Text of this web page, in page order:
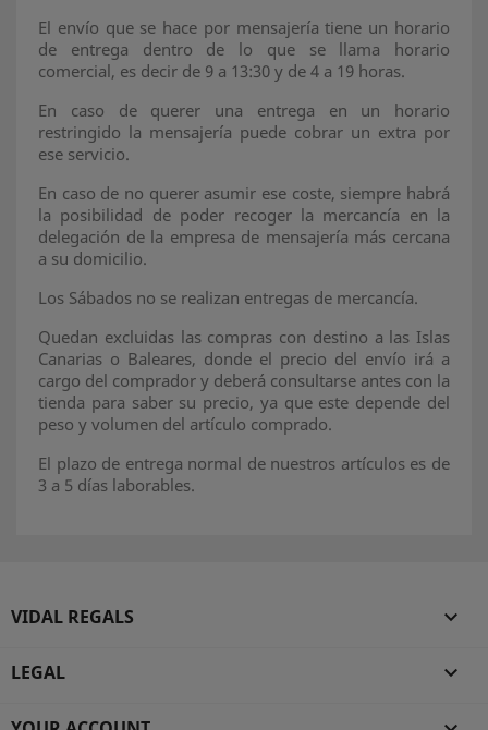
El envío que se hace por mensajería tiene un horario
de entrega dentro de lo que se llama horario
comercial, es decir de 9 a 13:30 y de 4 a 19 horas.
En caso de querer una entrega en un horario
restringido la mensajería puede cobrar un extra por
ese servicio.
En caso de no querer asumir ese coste, siempre habrá
la posibilidad de poder recoger la mercancía en la
delegación de la empresa de mensajería más cercana
a su domicilio.
Los Sábados no se realizan entregas de mercancía.
Quedan excluidas las compras con destino a las Islas
Canarias o Baleares, donde el precio del envío irá a
cargo del comprador y deberá consultarse antes con la
tienda para saber su precio, ya que este depende del
peso y volumen del artículo comprado.
El plazo de entrega normal de nuestros artículos es de
3 a 5 días laborables.
VIDAL REGALS 
LEGAL 